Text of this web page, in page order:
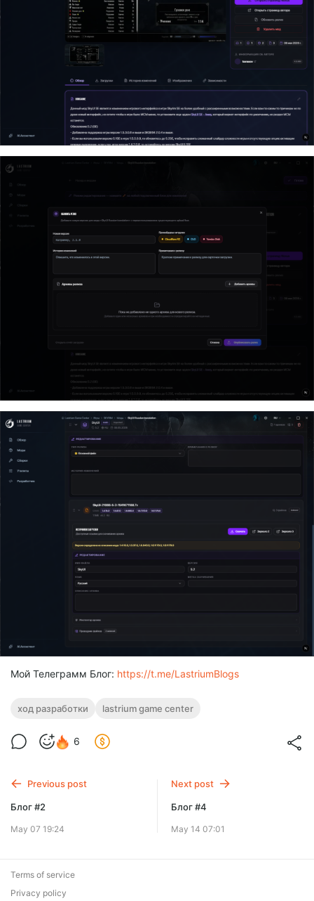
Мой Телеграмм Блог: https://t.me/LastriumBlogs
ход разработки lastrium game center
6
Previous post
Блог #2
May 07 19:24
Next post
Блог #4
May 14 07:01
Terms of service
Privacy policy